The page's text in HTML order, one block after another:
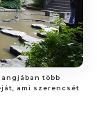
több
ami szerencsét